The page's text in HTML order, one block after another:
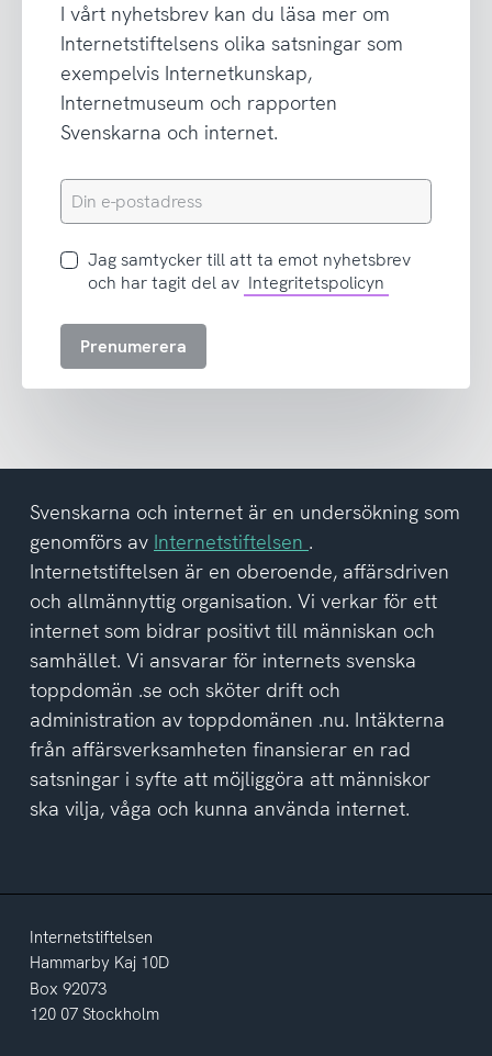
I vårt nyhetsbrev kan du läsa mer om
Internetstiftelsens olika satsningar som
exempelvis Internetkunskap,
Internetmuseum och rapporten
Svenskarna och internet.
Din
e-
Jag
samtycker
att
del
av
integritetspolicyn
Jag samtycker till att ta emot nyhetsbrev
och har tagit del av Integritetspolicyn
Prenumerera
Svenskarna och internet är en undersökning som
genomförs av Internetstiftelsen .
Internetstiftelsen är en oberoende, affärsdriven
och allmännyttig organisation. Vi verkar för ett
internet som bidrar positivt till människan och
samhället. Vi ansvarar för internets svenska
toppdomän .se och sköter drift och
administration av toppdomänen .nu. Intäkterna
från affärsverksamheten finansierar en rad
satsningar i syfte att möjliggöra att människor
ska vilja, våga och kunna använda internet.
Internetstiftelsen
Hammarby Kaj 10D
Box 92073
120 07 Stockholm